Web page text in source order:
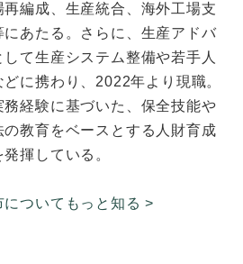
再編成、生産統合、海外工場支
にあたる。さらに、生産アドバ
して生産システム整備や若手人
に携わり、2022年より現職。
務経験に基づいた、保全技能や
の教育をベースとする人財育成
揮している。
についてもっと知る >